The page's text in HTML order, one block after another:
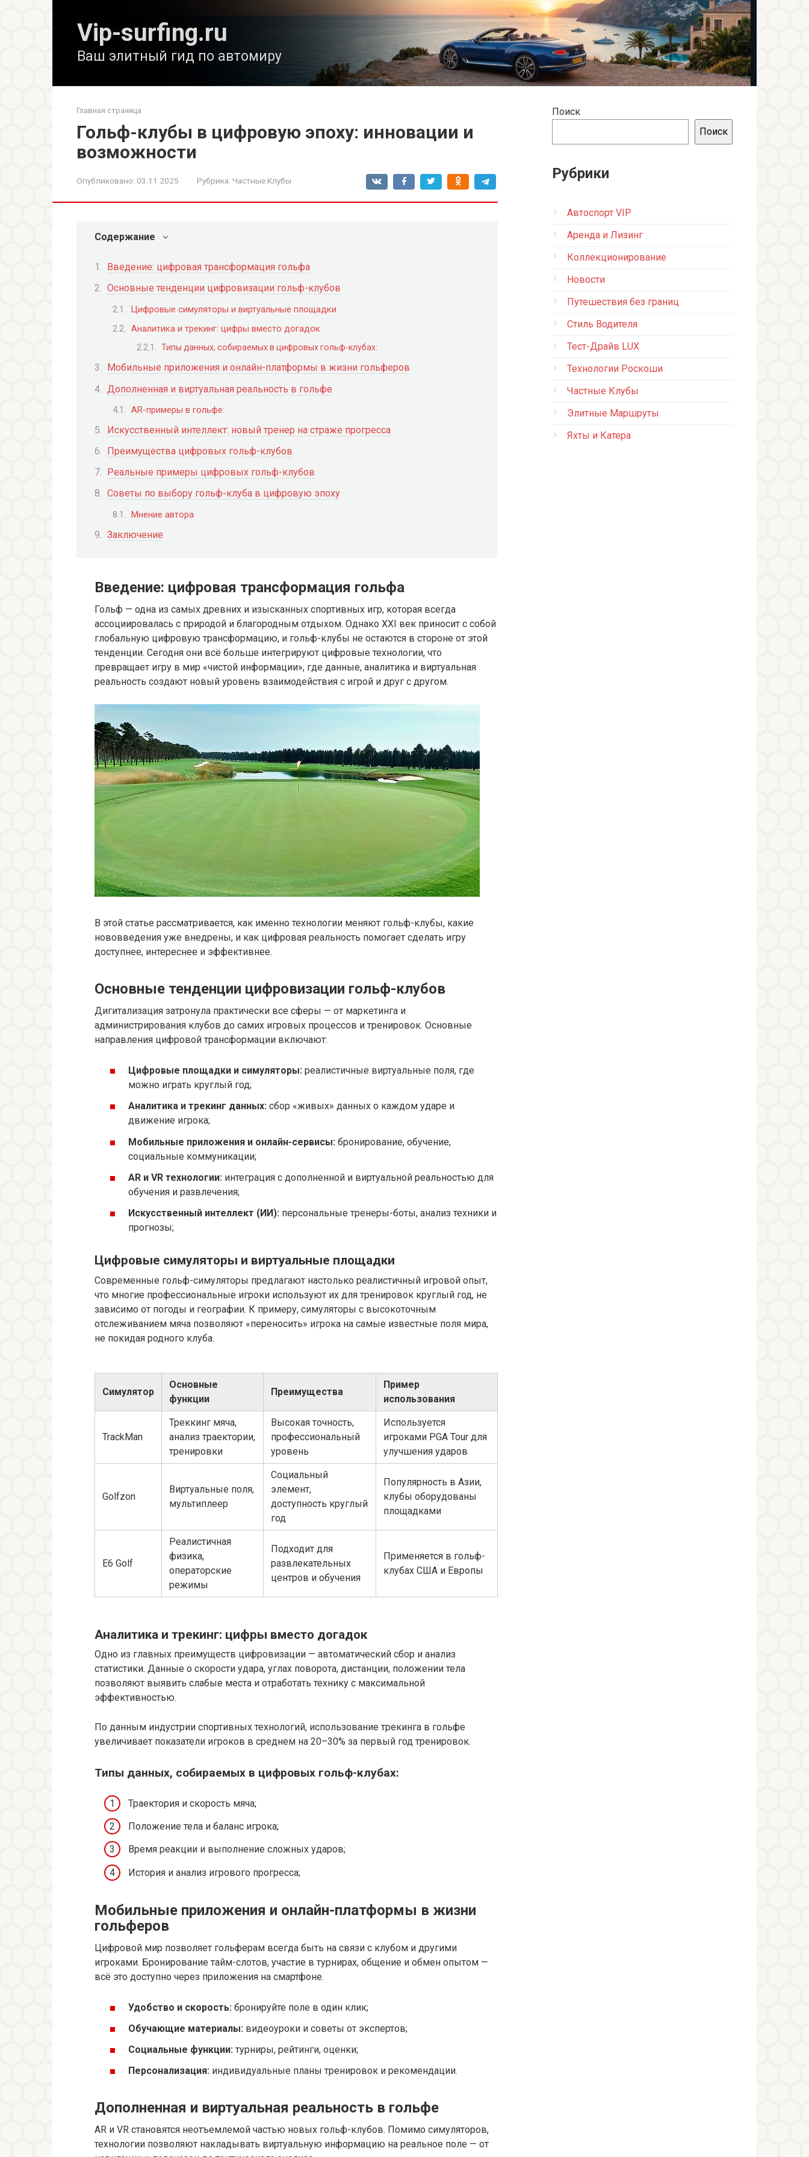
Vip-surfing.ru
Ваш элитный гид по автомиру
Главная страница
Гольф-клубы в цифровую эпоху: инновации и
возможности
Опубликовано: 03.11.2025 Рубрика: Частные Клубы
Содержание
Введение: цифровая трансформация гольфа
Основные тенденции цифровизации гольф-клубов
Цифровые симуляторы и виртуальные площадки
Аналитика и трекинг: цифры вместо догадок
Типы данных, собираемых в цифровых гольф-клубах:
Мобильные приложения и онлайн-платформы в жизни гольферов
Дополненная и виртуальная реальность в гольфе
AR-примеры в гольфе:
Искусственный интеллект: новый тренер на страже прогресса
Преимущества цифровых гольф-клубов
Реальные примеры цифровых гольф-клубов
Советы по выбору гольф-клуба в цифровую эпоху
Мнение автора
Заключение
Введение: цифровая трансформация гольфа
Гольф — одна из самых древних и изысканных спортивных игр, которая всегда
ассоциировалась с природой и благородным отдыхом. Однако XXI век приносит с собой
глобальную цифровую трансформацию, и гольф-клубы не остаются в стороне от этой
тенденции. Сегодня они всё больше интегрируют цифровые технологии, что
превращает игру в мир «чистой информации», где данные, аналитика и виртуальная
реальность создают новый уровень взаимодействия с игрой и друг с другом.
В этой статье рассматривается, как именно технологии меняют гольф-клубы, какие
нововведения уже внедрены, и как цифровая реальность помогает сделать игру
доступнее, интереснее и эффективнее.
Основные тенденции цифровизации гольф-клубов
Дигитализация затронула практически все сферы — от маркетинга и
администрирования клубов до самих игровых процессов и тренировок. Основные
направления цифровой трансформации включают:
Цифровые площадки и симуляторы: реалистичные виртуальные поля, где
можно играть круглый год;
Аналитика и трекинг данных: сбор «живых» данных о каждом ударе и
движение игрока;
Мобильные приложения и онлайн-сервисы: бронирование, обучение,
социальные коммуникации;
AR и VR технологии: интеграция с дополненной и виртуальной реальностью для
обучения и развлечения;
Искусственный интеллект (ИИ): персональные тренеры-боты, анализ техники и
прогнозы;
Цифровые симуляторы и виртуальные площадки
Современные гольф-симуляторы предлагают настолько реалистичный игровой опыт,
что многие профессиональные игроки используют их для тренировок круглый год, не
зависимо от погоды и географии. К примеру, симуляторы с высокоточным
отслеживанием мяча позволяют «переносить» игрока на самые известные поля мира,
не покидая родного клуба.
Симулятор
Основные
функции
Преимущества
Пример
использования
TrackMan
Треккинг мяча,
анализ траектории,
тренировки
Высокая точность,
профессиональный
уровень
Используется
игроками PGA Tour для
улучшения ударов
Golfzon
Виртуальные поля,
мультиплеер
Социальный
элемент,
доступность круглый
год
Популярность в Азии,
клубы оборудованы
площадками
E6 Golf
Реалистичная
физика,
операторские
режимы
Подходит для
развлекательных
центров и обучения
Применяется в гольф-
клубах США и Европы
Аналитика и трекинг: цифры вместо догадок
Одно из главных преимуществ цифровизации — автоматический сбор и анализ
статистики. Данные о скорости удара, углах поворота, дистанции, положении тела
позволяют выявить слабые места и отработать технику с максимальной
эффективностью.
По данным индустрии спортивных технологий, использование трекинга в гольфе
увеличивает показатели игроков в среднем на 20–30% за первый год тренировок.
Типы данных, собираемых в цифровых гольф-клубах:
Траектория и скорость мяча;
Положение тела и баланс игрока;
Время реакции и выполнение сложных ударов;
История и анализ игрового прогресса;
Мобильные приложения и онлайн-платформы в жизни
гольферов
Цифровой мир позволяет гольферам всегда быть на связи с клубом и другими
игроками. Бронирование тайм-слотов, участие в турнирах, общение и обмен опытом —
всё это доступно через приложения на смартфоне.
Удобство и скорость: бронируйте поле в один клик;
Обучающие материалы: видеоуроки и советы от экспертов;
Социальные функции: турниры, рейтинги, оценки;
Персонализация: индивидуальные планы тренировок и рекомендации.
Дополненная и виртуальная реальность в гольфе
AR и VR становятся неотъемлемой частью новых гольф-клубов. Помимо симуляторов,
технологии позволяют накладывать виртуальную информацию на реальное поле — от
Поиск
Поиск
Рубрики
Автоспорт VIP
Аренда и Лизинг
Коллекционирование
Новости
Путешествия без границ
Стиль Водителя
Тест-Драйв LUX
Технологии Роскоши
Частные Клубы
Элитные Маршруты
Яхты и Катера